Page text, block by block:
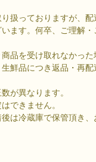
扱っておりますが、
ます。何卒、ご理解
品を受け取れなかっ
鮮品につき返品・再
が異なります。
できません。
は冷蔵庫で保管頂き、